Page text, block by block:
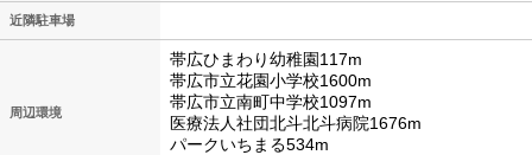
近隣駐車場
周辺環境
帯広ひまわり幼稚園117m
帯広市立花園小学校1600m
帯広市立南町中学校1097m
医療法人社団北斗北斗病院1676m
パークいちまる534m